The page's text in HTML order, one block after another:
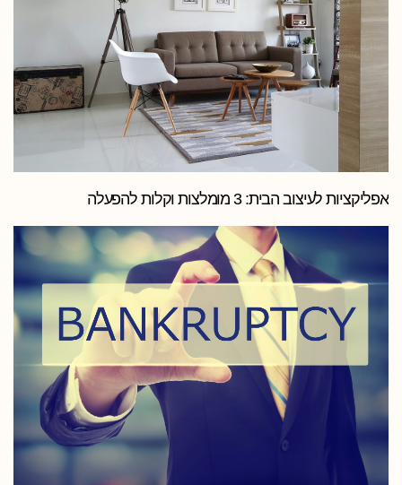
אפליקציות לעיצוב הבית: 3 מומלצות וקלות להפעלה